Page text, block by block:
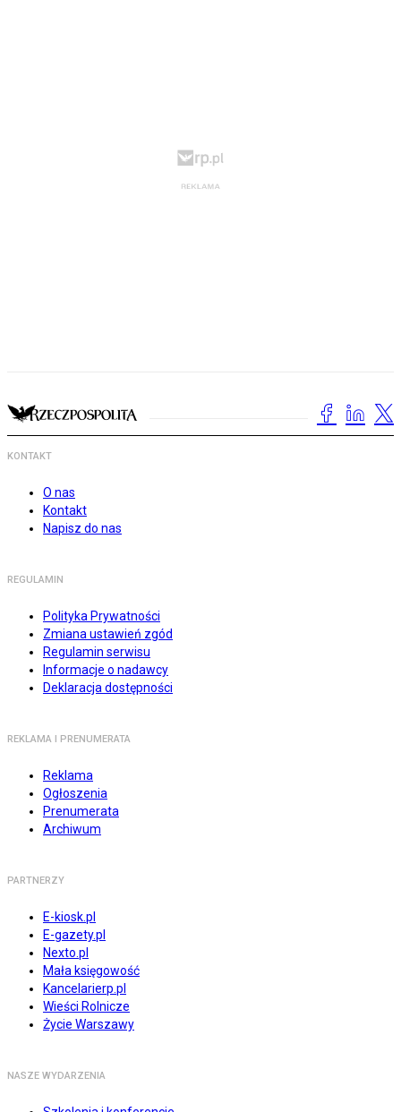
KONTAKT
O nas
Kontakt
Napisz do nas
REGULAMIN
Polityka Prywatności
Zmiana ustawień zgód
Regulamin serwisu
Informacje o nadawcy
Deklaracja dostępności
REKLAMA I PRENUMERATA
Reklama
Ogłoszenia
Prenumerata
Archiwum
PARTNERZY
E-kiosk.pl
E-gazety.pl
Nexto.pl
Mała księgowość
Kancelarierp.pl
Wieści Rolnicze
Życie Warszawy
NASZE WYDARZENIA